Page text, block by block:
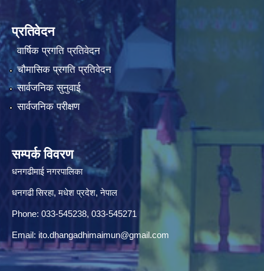
प्रतिवेदन
वार्षिक प्रगति प्रतिवेदन
चौमासिक प्रगति प्रतिवेदन
सार्वजनिक सुनुवाई
सार्वजनिक परीक्षण
सम्पर्क विवरण
धनगढीमाई नगरपालिका
धनगढी सिरहा, मधेश प्रदेश, नेपाल
Phone: 033-545238, 033-545271
Email: ito.dhangadhimaimun@gmail.com